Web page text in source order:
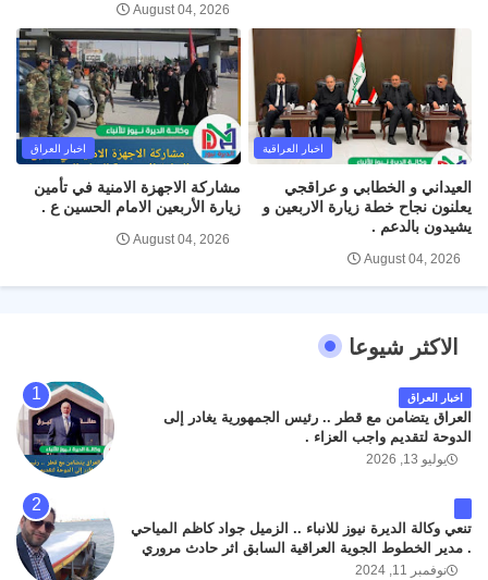
August 04, 2026
اخبار العراقية
العيداني و الخطابي و عراقجي
يعلنون نجاح خطة زيارة الاربعين و
يشيدون بالدعم .
August 04, 2026
اخبار العراق
مشاركة الاجهزة الامنية في تأمين
زيارة الأربعين الامام الحسين ع .
August 04, 2026
الاكثر شيوعا
اخبار العراق
العراق يتضامن مع قطر .. رئيس الجمهورية يغادر إلى
الدوحة لتقديم واجب العزاء .
يوليو 13, 2026
تنعي وكالة الديرة نيوز للانباء .. الزميل جواد كاظم المياحي
. مدير الخطوط الجوية العراقية السابق اثر حادث مروري
داخل مطار البصرة الدولي اليوم الاثنين على الطريق
نوفمبر 11, 2024